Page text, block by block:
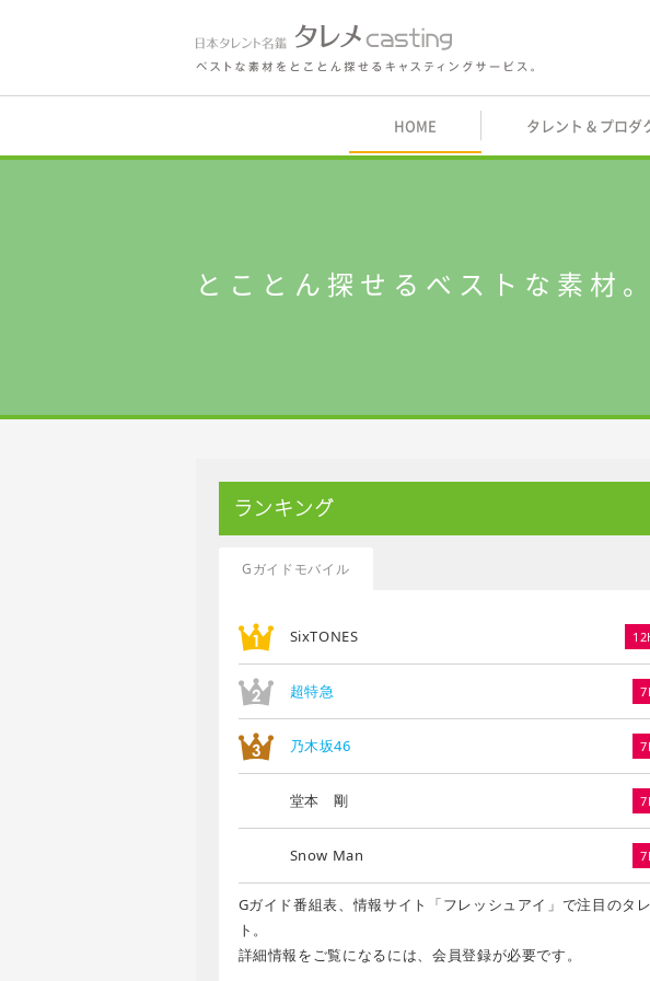
HOME タレント & プロダ
とことん探せるベストな素材。
ランキング
Gガイドモバイル
SixTONES
超特急
乃木坂46
堂本 剛
Snow Man
Gガイド番組表、情報サイト「フレッシュアイ」で注目のタ
ト。
詳細情報をご覧になるには、会員登録が必要です。